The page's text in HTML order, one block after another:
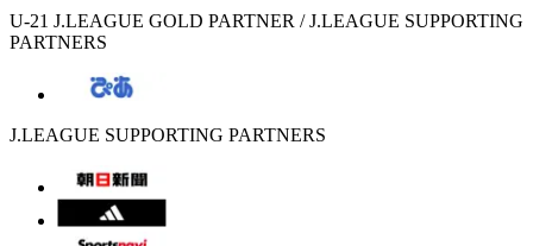
U-21 J.LEAGUE GOLD PARTNER / J.LEAGUE SUPPORTING
PARTNERS
J.LEAGUE SUPPORTING PARTNERS